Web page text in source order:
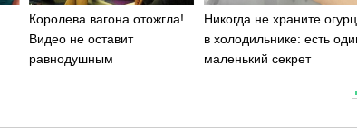
Королева вагона отожгла!
Видео не оставит
равнодушным
Никогда не храните
в холодильнике: есть
маленький секрет